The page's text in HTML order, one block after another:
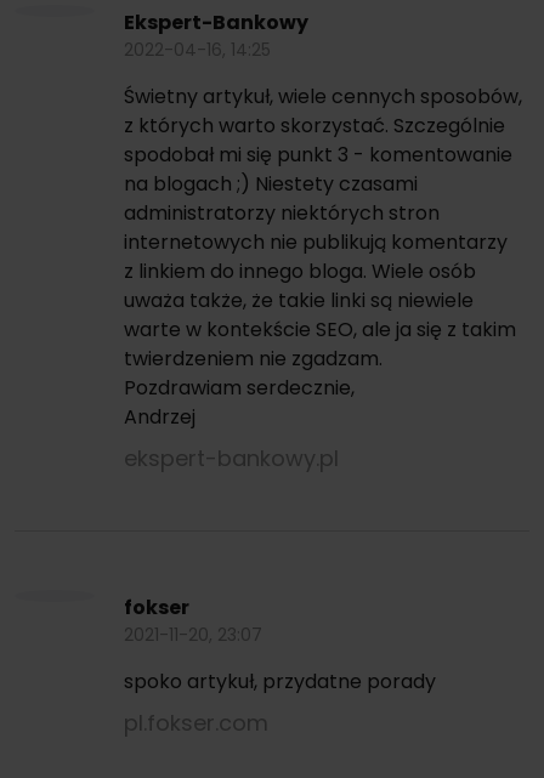
Ekspert-Bankowy
2022-04-16, 14:25
Świetny artykuł, wiele cennych sposobów,
z których warto skorzystać. Szczególnie
spodobał mi się punkt 3 - komentowanie
na blogach ;) Niestety czasami
administratorzy niektórych stron
internetowych nie publikują komentarzy
z linkiem do innego bloga. Wiele osób
uważa także, że takie linki są niewiele
warte w kontekście SEO, ale ja się z takim
twierdzeniem nie zgadzam.
Pozdrawiam serdecznie,
Andrzej
ekspert-bankowy.pl
fokser
2021-11-20, 23:07
spoko artykuł, przydatne porady
pl.fokser.com